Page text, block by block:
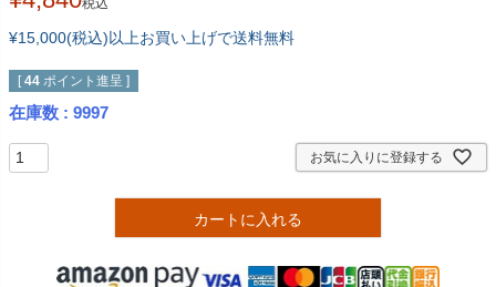
税込
¥15,000(税込)以上お買い上げで送料無料
[ 44 ポイント進呈 ]
在庫数 9997
お気に入りに登録する
カートに入れる